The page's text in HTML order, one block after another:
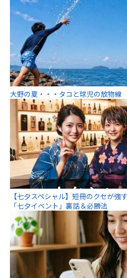
大野の夏・・・タコと球児の放物線
【七夕スペシャル】短冊のクセが強
「七夕イベント」裏話＆必勝法